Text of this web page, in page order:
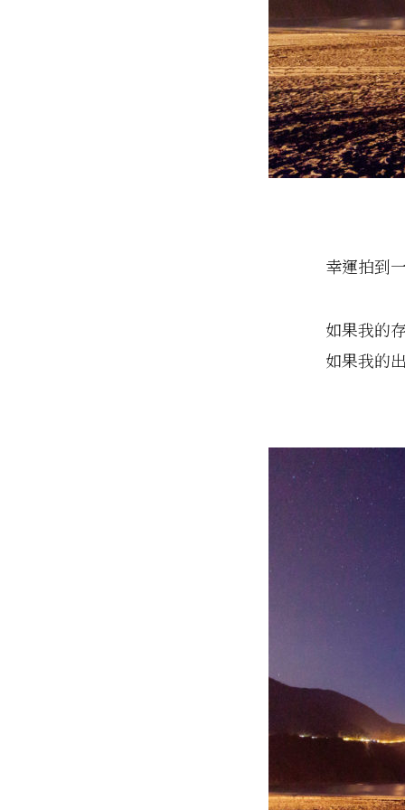
幸運拍到
如果我的
如果我的